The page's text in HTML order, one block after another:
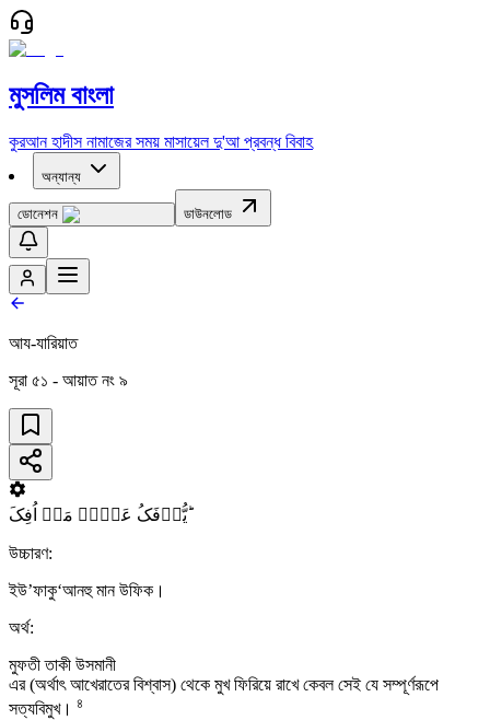
মুসলিম বাংলা
কুরআন হাদীস নামাজের সময় মাসায়েল দু'আ প্রবন্ধ বিবাহ
অন্যান্য
ডোনেশন ডাউনলোড
আয-যারিয়াত
সূরা ৫১ - আয়াত নং ৯
یُّؤۡفَکُ عَنۡہُ مَنۡ اُفِکَ ؕ
উচ্চারণ:
ইউ’ফাকু‘আনহু মান উফিক।
অর্থ:
মুফতী তাকী উসমানী
এর (অর্থাৎ আখেরাতের বিশ্বাস) থেকে মুখ ফিরিয়ে রাখে কেবল সেই যে সম্পূর্ণরূপে
সত্যবিমুখ। ৪